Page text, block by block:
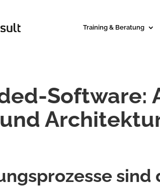
Training & Beratung
Software:
sind